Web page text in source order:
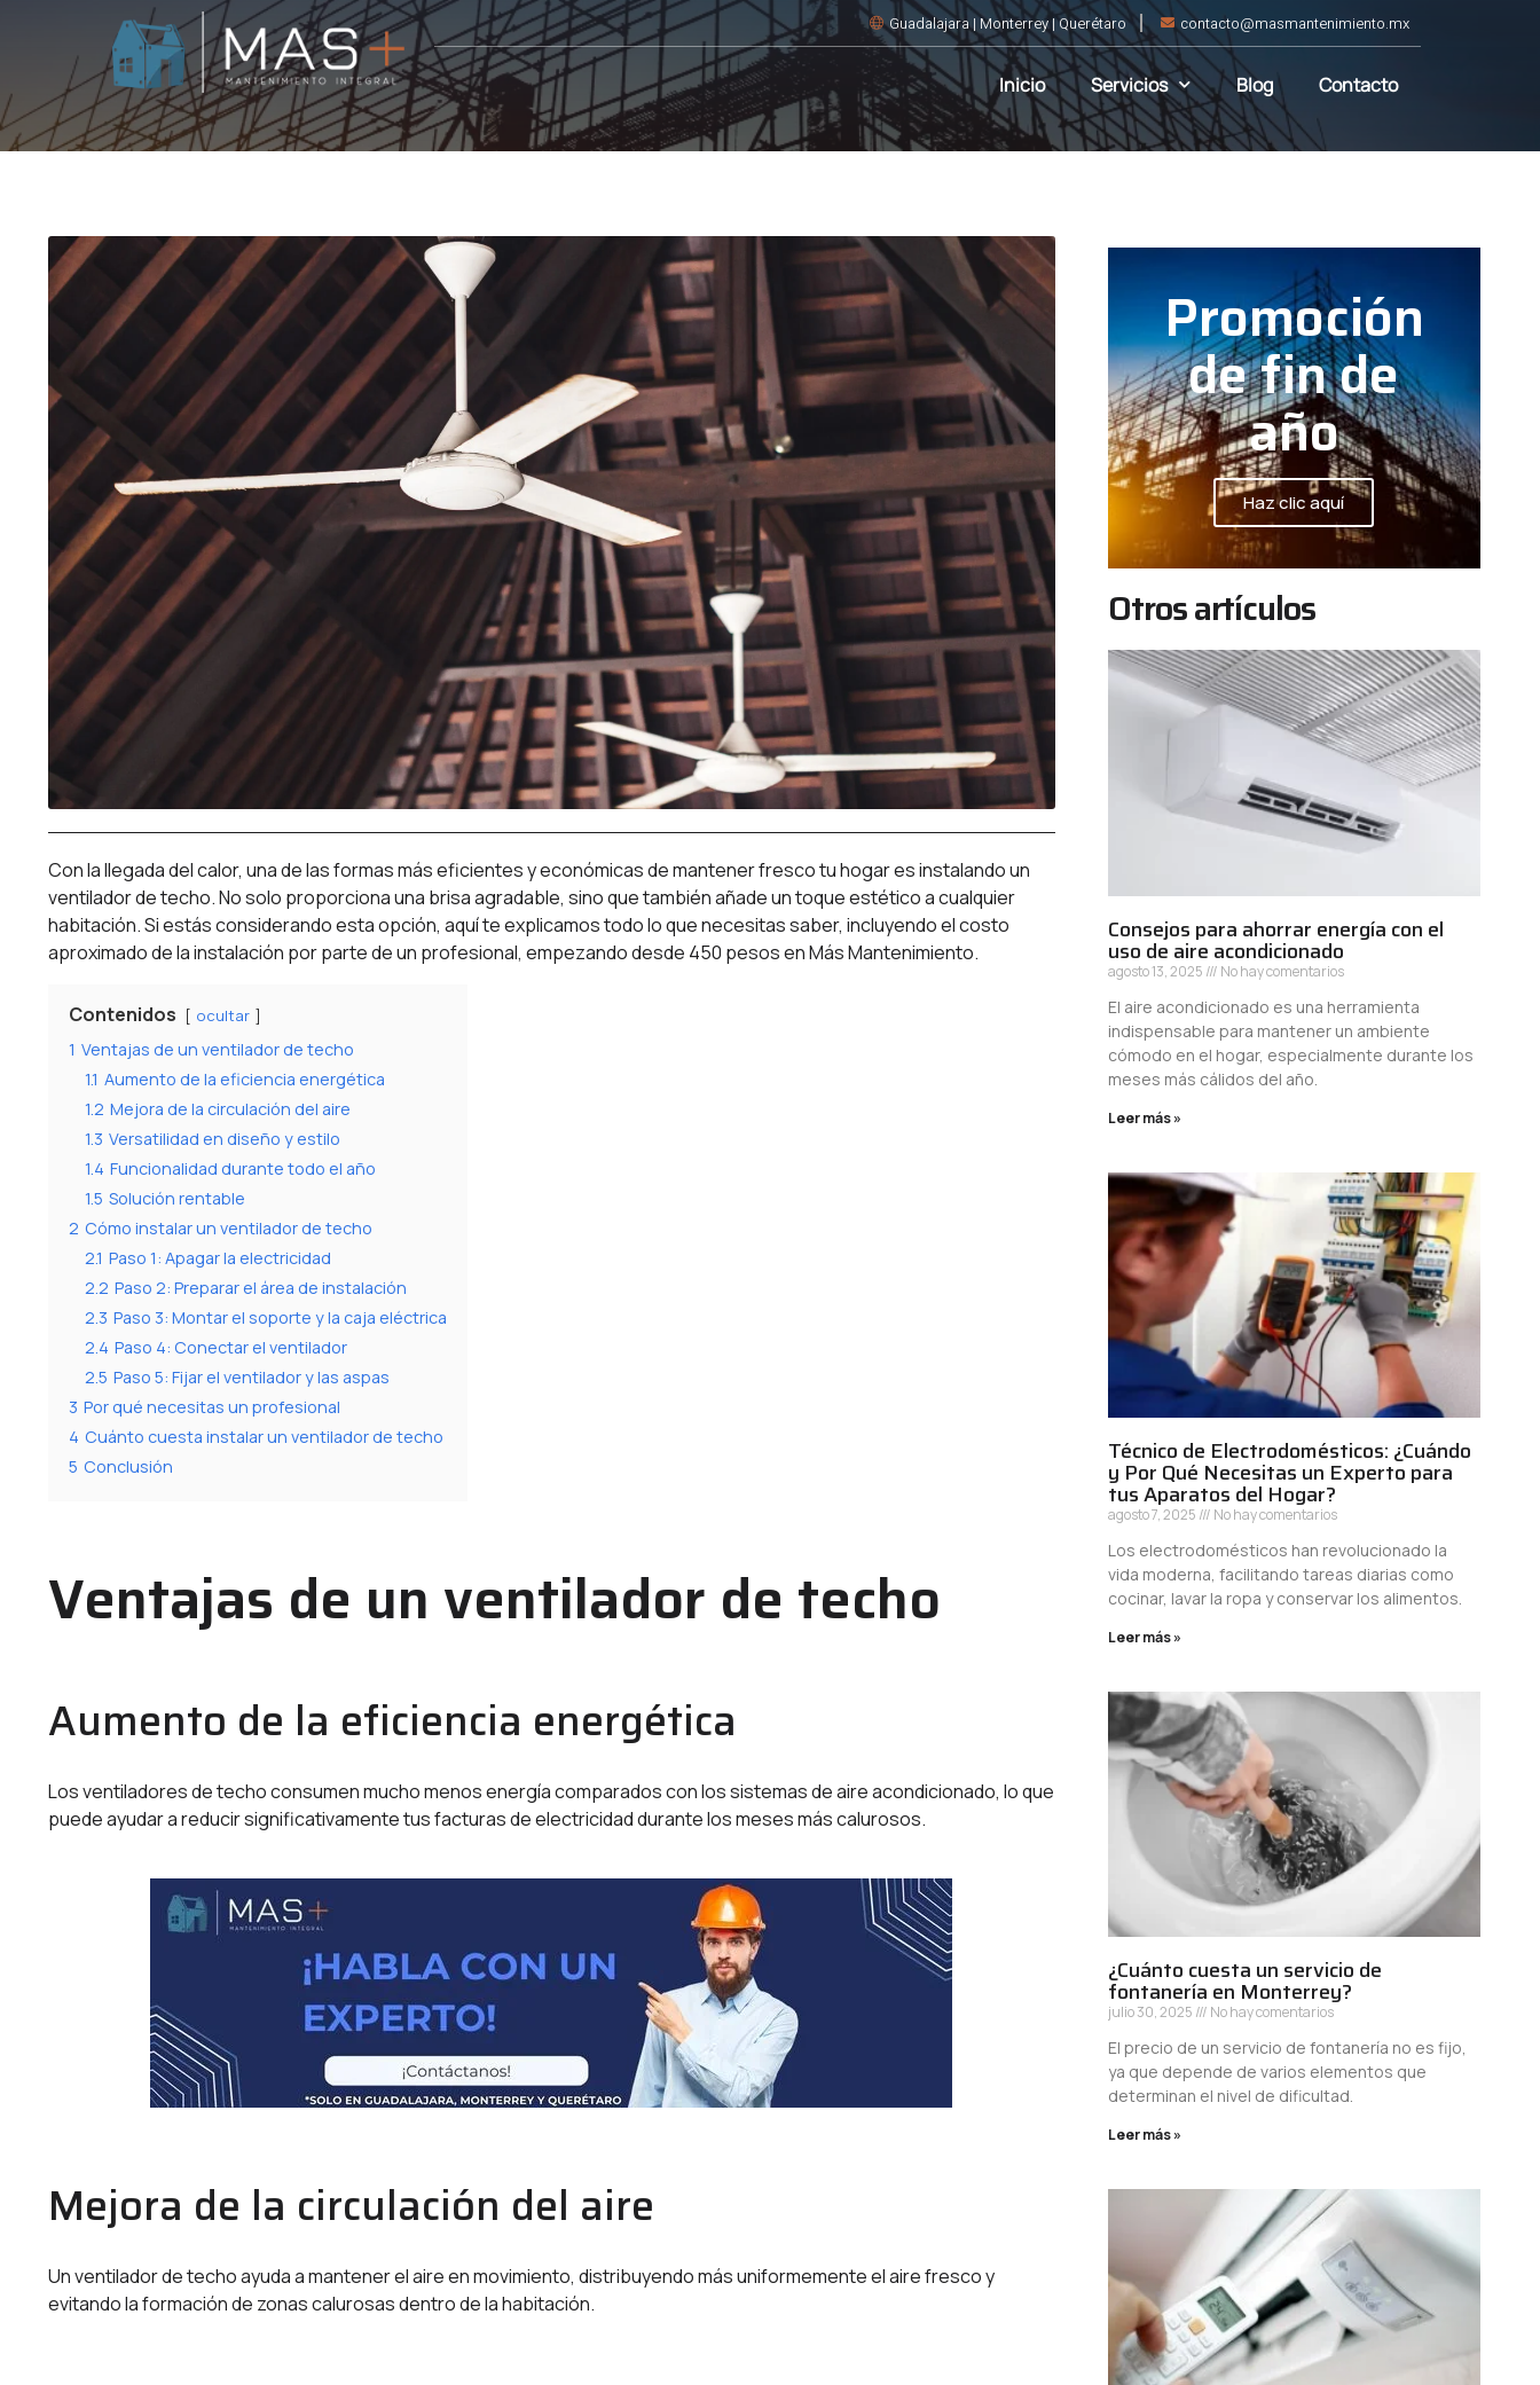
Guadalajara | Monterrey | Querétaro contacto@masmantenimiento.mx
Inicio Servicios Blog Contacto
Con la llegada del calor, una de las formas más eficientes y económicas de mantener fresco tu hogar es instalando un
ventilador de techo. No solo proporciona una brisa agradable, sino que también añade un toque estético a cualquier
habitación. Si estás considerando esta opción, aquí te explicamos todo lo que necesitas saber, incluyendo el costo
aproximado de la instalación por parte de un profesional, empezando desde 450 pesos en Más Mantenimiento.
Contenidos ocultar
1 Ventajas de un ventilador de techo
1.1 Aumento de la eficiencia energética
1.2 Mejora de la circulación del aire
1.3 Versatilidad en diseño y estilo
1.4 Funcionalidad durante todo el año
1.5 Solución rentable
2 Cómo instalar un ventilador de techo
2.1 Paso 1: Apagar la electricidad
2.2 Paso 2: Preparar el área de instalación
2.3 Paso 3: Montar el soporte y la caja eléctrica
2.4 Paso 4: Conectar el ventilador
2.5 Paso 5: Fijar el ventilador y las aspas
3 Por qué necesitas un profesional
4 Cuánto cuesta instalar un ventilador de techo
5 Conclusión
Ventajas de un ventilador de techo
Aumento de la eficiencia energética
Los ventiladores de techo consumen mucho menos energía comparados con los sistemas de aire acondicionado, lo que
puede ayudar a reducir significativamente tus facturas de electricidad durante los meses más calurosos.
Mejora de la circulación del aire
Un ventilador de techo ayuda a mantener el aire en movimiento, distribuyendo más uniformemente el aire fresco y
evitando la formación de zonas calurosas dentro de la habitación.
Promoción
de fin de
año
Haz clic aquí
Otros artículos
Consejos para ahorrar energía con el
uso de aire acondicionado
agosto 13, 2025 No hay comentarios
El aire acondicionado es una herramienta
indispensable para mantener un ambiente
cómodo en el hogar, especialmente durante los
meses más cálidos del año.
Leer más »
Técnico de Electrodomésticos: ¿Cuándo
y Por Qué Necesitas un Experto para
tus Aparatos del Hogar?
agosto 7, 2025 No hay comentarios
Los electrodomésticos han revolucionado la
vida moderna, facilitando tareas diarias como
cocinar, lavar la ropa y conservar los alimentos.
Leer más »
¿Cuánto cuesta un servicio de
fontanería en Monterrey?
julio 30, 2025 No hay comentarios
El precio de un servicio de fontanería no es fijo,
ya que depende de varios elementos que
determinan el nivel de dificultad.
Leer más »